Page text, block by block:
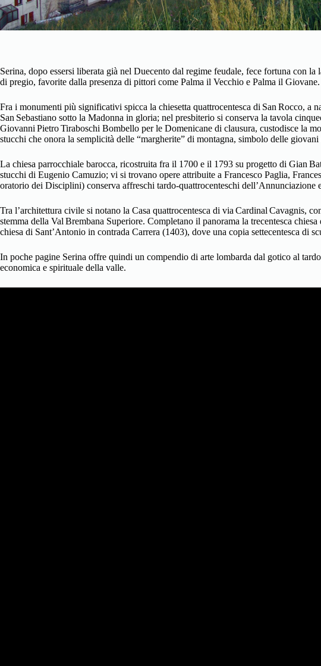
Serina, dopo essersi liberata già nel Duecento dal regime feudale, fece fortuna con
di pregio, favorite dalla presenza di pittori come Palma il Vecchio e Palma il
Fra i monumenti più significativi spicca la chiesetta quattrocentesca di San Rocco, a
San Sebastiano sotto la Madonna in gloria; nel presbiterio si conserva la tavola
Giovanni Pietro Tiraboschi Bombello per le Domenicane di clausura, custodisce la
stucchi che onora la semplicità delle “margherite” di montagna, simbolo delle giovani
La chiesa parrocchiale barocca, ricostruita fra il 1700 e il 1793 su progetto di Gian
stucchi di Eugenio Camuzio; vi si trovano opere attribuite a Francesco Paglia,
oratorio dei Disciplini) conserva affreschi tardo‑quattrocenteschi dell’Annunciazione
Tra l’architettura civile si notano la Casa quattrocentesca di via Cardinal Cavagnis,
stemma della Val Brembana Superiore. Completano il panorama la trecentesca
chiesa di Sant’Antonio in contrada Carrera (1403), dove una copia settecentesca
In poche pagine Serina offre quindi un compendio di arte lombarda dal gotico al
economica e spirituale della valle.